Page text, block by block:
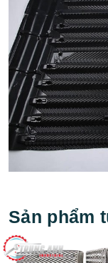
Sản phẩm